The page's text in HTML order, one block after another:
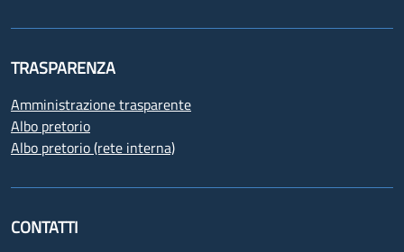
TRASPARENZA
Amministrazione trasparente
Albo pretorio
Albo pretorio (rete interna)
CONTATTI